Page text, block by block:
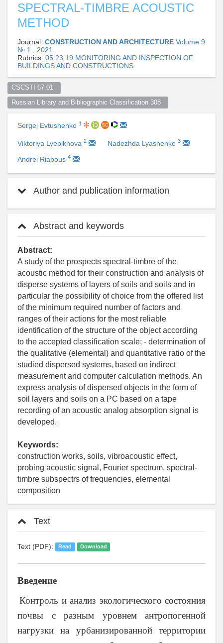
SPECTRAL-TIMBRE ACOUSTIC
METHOD
Journal: CONSTRUCTION AND ARCHITECTURE Volume 9
№ 1 , 2021
Rubrics: 05.23.19 MONITORING AND INSPECTION OF
BUILDINGS AND CONSTRUCTIONS
CSCSTI 67.01
Russian Library and Bibliographic Classification 308
Sergej Evtushenko 1
Viktoriya Lyepikhova 2 Nadezhda Lyashenko 3
Andrei Riabous 4
Author and publication information
Abstract and keywords
Abstract:
A study of the prospects spectral-timbre of the
acoustic method for their construction and analysis of
disperse systems of layers of soils and soils and in
particular the possibility of choice from the offered list
of the minimum required number of factors and
ranges of their actions for the most reliable
identification of the structure of the object according
to the accepted classification scale; - determination of
the qualitative (elemental) and quantitative ratio of the
studied dispersed systems, based on indirect
measurement and computer calculation methods. An
express analysis of dispersed objects in the form of
soil layers and soils on a PC based on a tape
recording of an acoustic analog absorption signal is
developed.
Keywords:
construction works, soils, vibroacoustic effect,
probing acoustic signal, Fourier spectrum, spectral-
timbre subspectrs of frequencies, elemental
composition
Text
Text (PDF): Read Download
Введение
Контроль и анализ экологического состояния
почвы с разным уровнем антропогенной
нагрузки на урбанизированной территории